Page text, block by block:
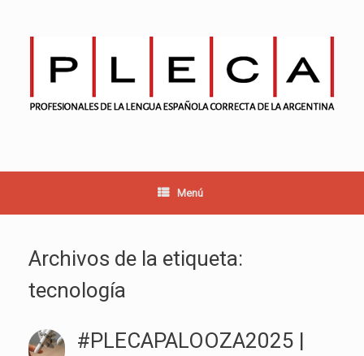
contenido
Menú
Archivos de la etiqueta:
tecnología
#PLECAPALOOZA2025 |